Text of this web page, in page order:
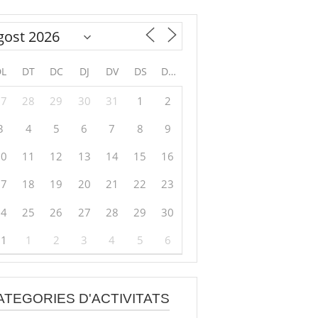
DT DC DJ DV DS DG
28 29 30 31 1
2
4 5 6 7 8
9
11 12 13 14 15
16
18 19 20 21 22
23
25 26 27 28 29
30
1 2 3 4 5 6
D'ACTIVITATS